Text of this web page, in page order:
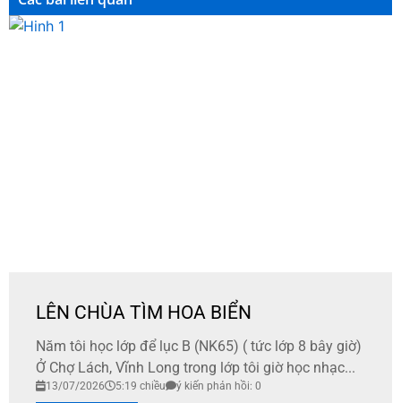
LÊN CHÙA TÌM HOA BIỂN
Năm tôi học lớp để lục B (NK65) ( tức lớp 8 bây giờ)
Ở Chợ Lách, Vĩnh Long trong lớp tôi giờ học nhạc...
13/07/2026 5:19 chiều ý kiến phản hồi: 0